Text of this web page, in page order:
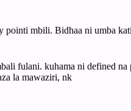
pointi mbili. Bidhaa ni umba
fulani. kuhama ni defined
la mawaziri, nk